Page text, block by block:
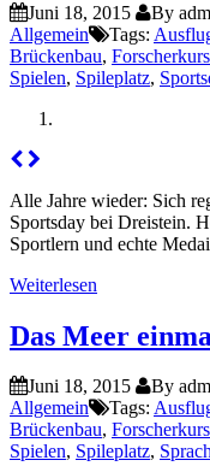
Juni 18, 2015 By
Allgemein
Tags:
Brückenbau,
Spielen, Spileplatz,
Alle Jahre wieder: Sich
Sportsday bei Dreistein.
Sportlern und echte
Weiterlesen
Das Meer
Juni 18, 2015 By
Allgemein
Tags:
Brückenbau,
Spielen, Spileplatz,